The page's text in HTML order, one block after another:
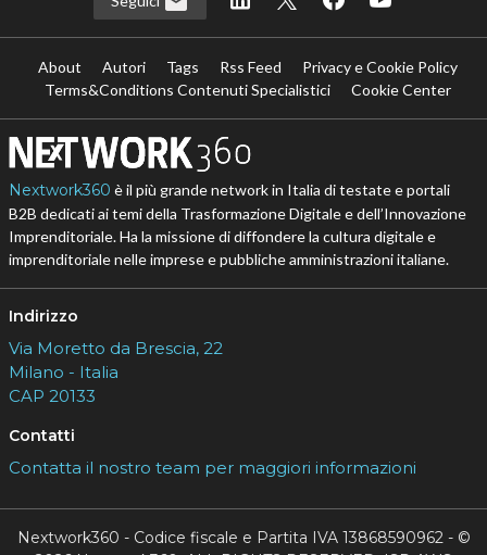
About Autori Tags Rss Feed
Privacy e Cookie Policy
Terms&Conditions Contenuti Specialistici
Cookie Center
Nextwork360 è il più grande network in Italia di testate e portali
B2B dedicati ai temi della Trasformazione Digitale e dell’Innovazione
Imprenditoriale. Ha la missione di diffondere la cultura digitale e
imprenditoriale nelle imprese e pubbliche amministrazioni italiane.
Indirizzo
Via Moretto da Brescia, 22
Milano - Italia
CAP 20133
Contatti
Contatta il nostro team per maggiori informazioni
Nextwork360 - Codice fiscale e Partita IVA 13868590962 - ©